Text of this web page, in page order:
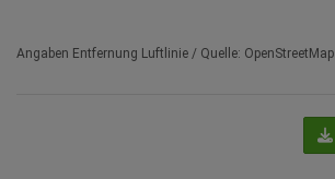
Angaben Entfernung Luftlinie / Quelle: OpenStreetMap